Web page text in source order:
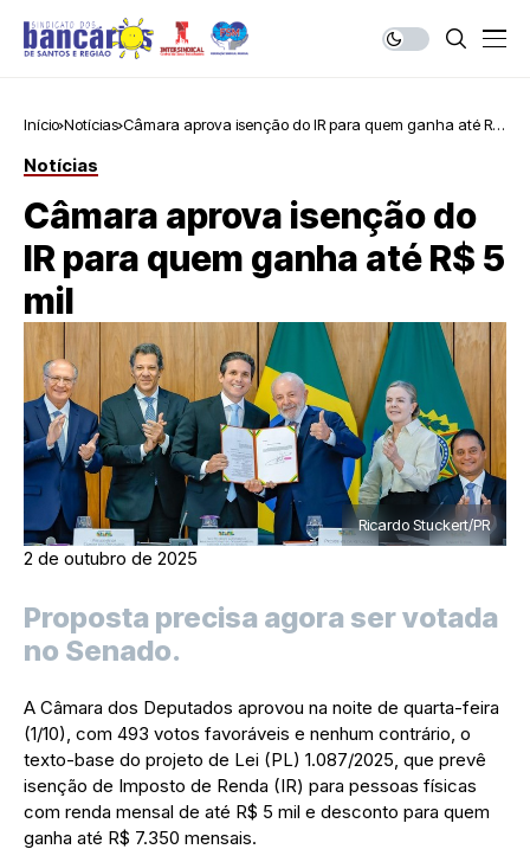
Início Notícias Câmara aprova isenção do IR para quem ganha até R$
Notícias
Câmara aprova isenção do
IR para quem ganha até R$ 5
mil
Ricardo Stuckert/PR
2 de outubro de 2025
Proposta precisa agora ser votada
no Senado.
A Câmara dos Deputados aprovou na noite de quarta-feira
(1/10), com 493 votos favoráveis e nenhum contrário, o
texto-base do projeto de Lei (PL) 1.087/2025, que prevê
isenção de Imposto de Renda (IR) para pessoas físicas
com renda mensal de até R$ 5 mil e desconto para quem
ganha até R$ 7.350 mensais.